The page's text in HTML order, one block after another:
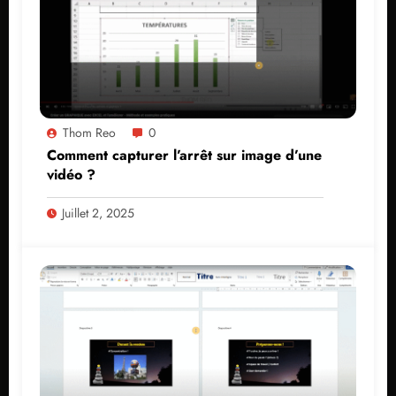
Thom Reo 0
Comment capturer l’arrêt sur image d’une
vidéo ?
Juillet 2, 2025